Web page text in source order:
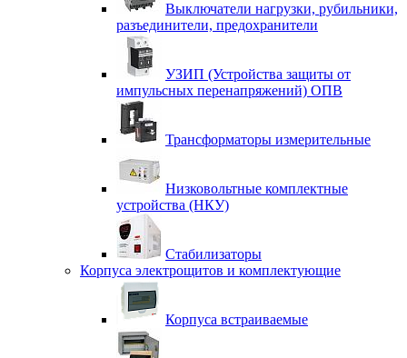
Выключатели нагрузки, рубильники,
разъединители, предохранители
УЗИП (Устройства защиты от
импульсных перенапряжений) ОПВ
Трансформаторы измерительные
Низковольтные комплектные
устройства (НКУ)
Стабилизаторы
Корпуса электрощитов и комплектующие
Корпуса встраиваемые